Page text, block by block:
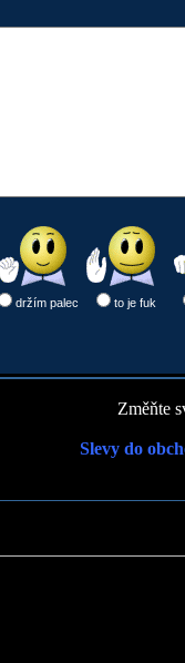
držím palec
to je fuk
Změňte
Slevy do